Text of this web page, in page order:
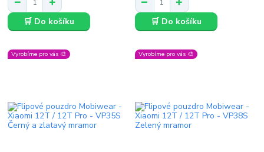
🛒 Do košíku 🛒 Do košíku
Vyrobíme pro vás 🎨 Vyrobíme pro vás 🎨